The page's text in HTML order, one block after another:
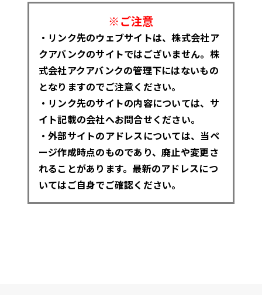
※ご注意
・リンク先のウェブサイトは、株式会社ア
クアバンクのサイトではございません。株
式会社アクアバンクの管理下にはないもの
となりますのでご注意ください。
・リンク先のサイトの内容については、サ
イト記載の会社へお問合せください。
・外部サイトのアドレスについては、当ペ
ージ作成時点のものであり、廃止や変更さ
れることがあります。最新のアドレスにつ
いてはご自身でご確認ください。